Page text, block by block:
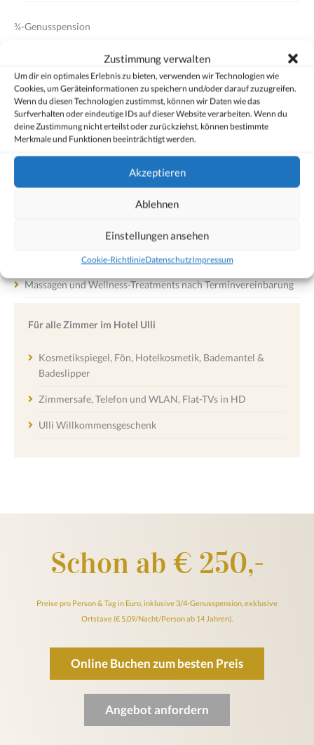
Zustimmung verwalten
Um dir ein optimales Erlebnis zu bieten, verwenden wir Technologien wie
Cookies, um Geräteinformationen zu speichern und/oder darauf zuzugreifen.
Wenn du diesen Technologien zustimmst, können wir Daten wie das
Surfverhalten oder eindeutige IDs auf dieser Website verarbeiten. Wenn du
deine Zustimmung nicht erteilst oder zurückziehst, können bestimmte
Merkmale und Funktionen beeinträchtigt werden.
Akzeptieren
Ablehnen
Einstellungen ansehen
Cookie-RichtlinieDatenschutzImpressum
¾-Genusspension
Reichhaltiges Frühstücksbuffet mit großer Auswahl an
Herzhafte Skifahrerjause mit täglich wechselnden Gerichten
und einer Auswahl an Kuchen und Salaten
Kulinarisches Abendprogramm mit einem 5-Gänge-Gourmet-
Wellness-Spa
Sauna, Dampfbad, Infrarotkabine und Ruheraum mit frischen
Säften, Tee- und Obstbar
Massagen und Wellness-Treatments nach Terminvereinbarung
Für alle Zimmer im Hotel Ulli
Kosmetikspiegel, Fön, Hotelkosmetik, Bademantel &
Badeslipper
Zimmersafe, Telefon und WLAN, Flat-TVs in HD
Ulli Willkommensgeschenk
Schon ab € 250,-
Preise pro Person & Tag in Euro, inklusive 3/4-Genusspension, exklusive
Ortstaxe (€ 5,09/Nacht/Person ab 14 Jahren).
Online Buchen zum besten Preis
Angebot anfordern